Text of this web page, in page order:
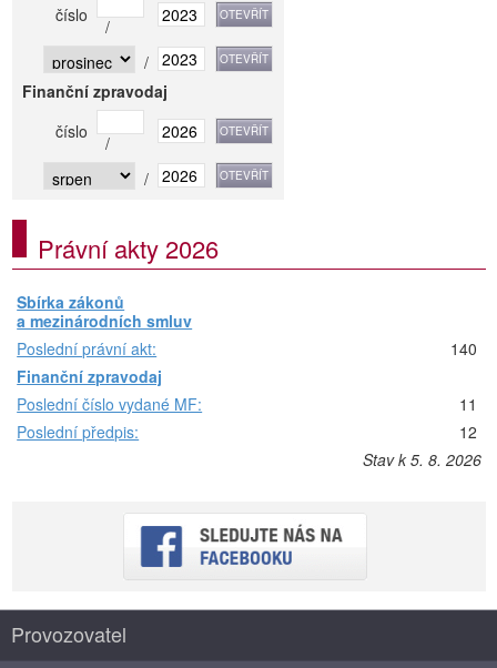
číslo
/
/
Finanční zpravodaj
číslo
/
/
Právní akty 2026
Sbírka zákonů
a mezinárodních smluv
Poslední právní akt:
140
Finanční zpravodaj
Poslední číslo vydané MF:
11
Poslední předpis:
12
Stav k 5. 8. 2026
Provozovatel